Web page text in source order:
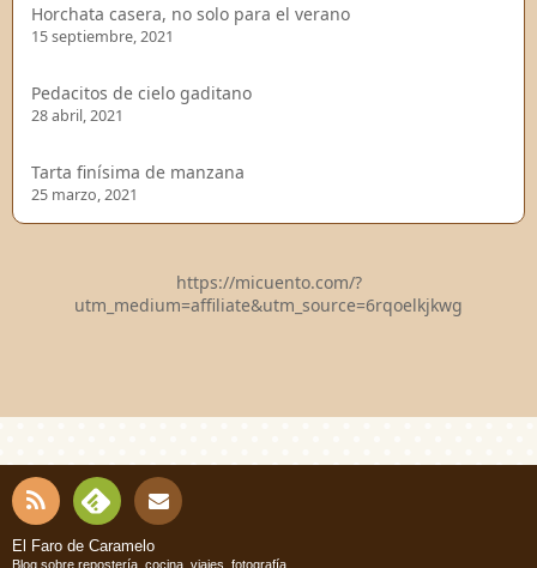
Horchata casera, no solo para el verano
15 septiembre, 2021
Pedacitos de cielo gaditano
28 abril, 2021
Tarta finísima de manzana
25 marzo, 2021
https://micuento.com/?
utm_medium=affiliate&utm_source=6rqoelkjkwg
RSS Fee Cont
El Faro de Caramelo
Blog sobre repostería, cocina, viajes, fotografía...